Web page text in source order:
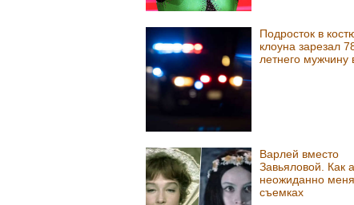
Подросток в
клоуна зарезал
летнего
Варлей вместо
Завьяловой. Как
неожиданно
съемках